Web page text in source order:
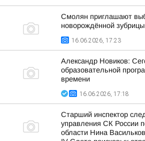
Смолян приглашают
новорождённой зубрицы
16.06.2026, 17:23
Александр Новиков:
образовательной
времени
16.06.2026, 17:18
Старший инспектор
управления СК России
области Нина